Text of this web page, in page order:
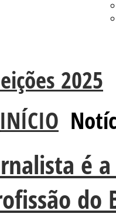
2025
INÍCIO
é
do